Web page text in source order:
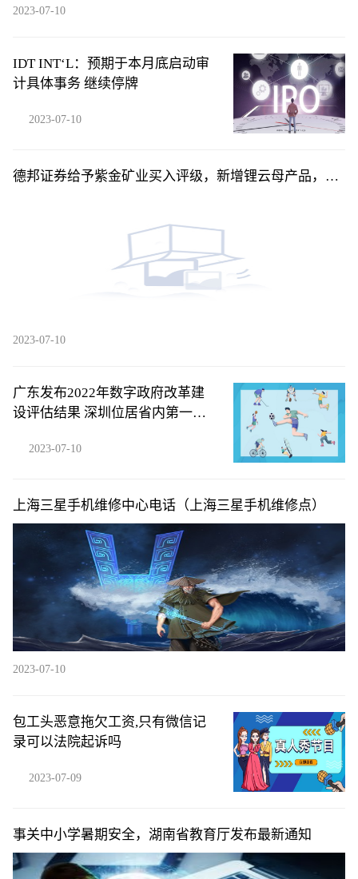
2023-07-10
IDT INT‘L：预期于本月底启动审
计具体事务 继续停牌
2023-07-10
德邦证券给予紫金矿业买入评级，新增锂云母产品，产
2023-07-10
广东发布2022年数字政府改革建
设评估结果 深圳位居省内第一梯
2023-07-10
上海三星手机维修中心电话（上海三星手机维修点）
2023-07-10
包工头恶意拖欠工资,只有微信记
录可以法院起诉吗
2023-07-09
事关中小学暑期安全，湖南省教育厅发布最新通知